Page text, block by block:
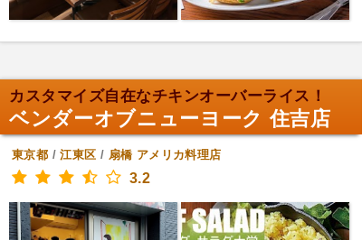
カスタマイズ自在なチキンオーバーライス！
ベンダーオブニューヨーク 住吉店
東京都 /江東区 / 扇橋 アメリカ料理店
3.2